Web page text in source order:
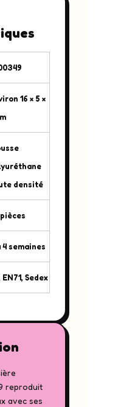
16 × 5 ×
densité
4 semaines
EN71, Sedex
reproduit
avec ses